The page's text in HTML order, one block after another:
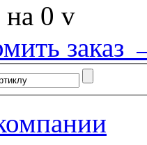
на 0 v
заказ